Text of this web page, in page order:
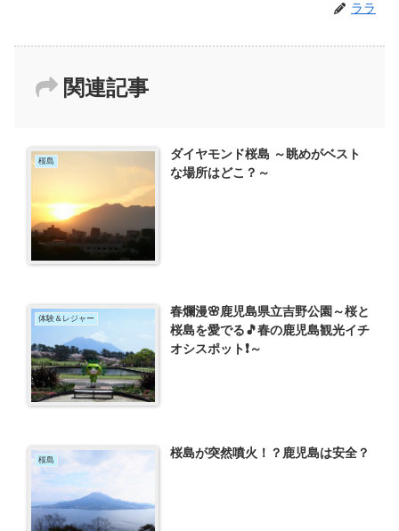
ララ
関連記事
桜島
ダイヤモンド桜島 ～眺めがベスト
な場所はどこ？～
体験＆レジャー
春爛漫🌸鹿児島県立吉野公園～桜と
桜島を愛でる🎵春の鹿児島観光イチ
オシスポット❗～
桜島 桜島が突然噴火！？鹿児島は安全？